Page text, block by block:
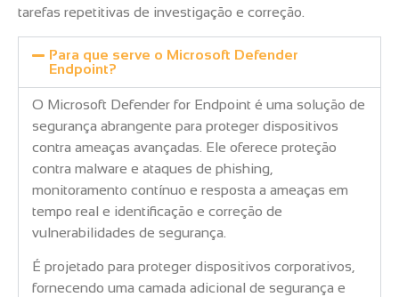
tarefas repetitivas de investigação e correção.
Para que serve o Microsoft Defender
Endpoint?
O Microsoft Defender for Endpoint é uma solução de
segurança abrangente para proteger dispositivos
contra ameaças avançadas. Ele oferece proteção
contra malware e ataques de phishing,
monitoramento contínuo e resposta a ameaças em
tempo real e identificação e correção de
vulnerabilidades de segurança.
É projetado para proteger dispositivos corporativos,
fornecendo uma camada adicional de segurança e